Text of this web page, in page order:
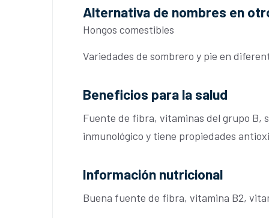
Alternativa de nombres en
Hongos comestibles
Variedades de sombrero y pie en
Beneficios para la salud
Fuente de fibra, vitaminas del grupo B,
inmunológico y tiene propiedades
Información nutricional
Buena fuente de fibra, vitamina B2,